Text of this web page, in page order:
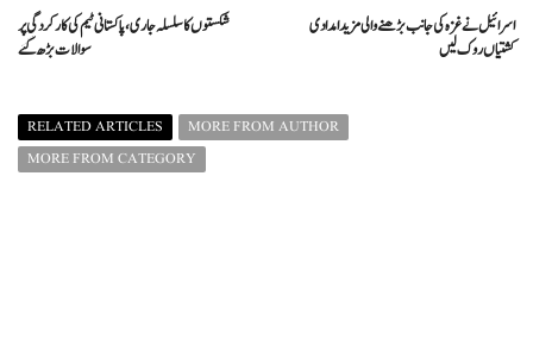
شکستوں کا سلسلہ جاری، پاکستانی ٹیم کی کارکردگی پر
سوالات بڑھ گئے
اسرائیل نے غزہ کی جانب بڑھنے والی مزید امدادی
کشتیاں روک لیں
RELATED ARTICLES
MORE FROM AUTHOR
MORE FROM CATEGORY